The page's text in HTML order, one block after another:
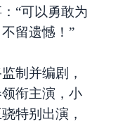
“可以勇敢为
留遗憾！”
制并编剧，
衔主演，小
特别出演，